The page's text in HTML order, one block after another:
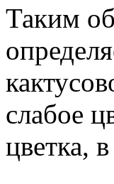
Таким
слабое
цветка,